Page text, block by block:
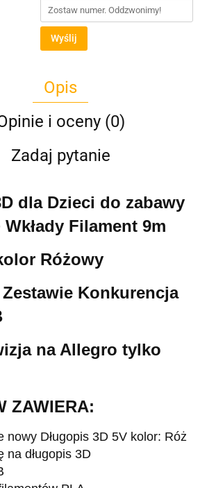
Wyślij
Opis
i oceny (0)
Zadaj pytanie
dla Dzieci do zabawy
Filament 9m
Różowy
Konkurencja
na Allegro tylko
ZAWIERA:
nowy Długopis 3D 5V kolor: Róż
na długopis 3D